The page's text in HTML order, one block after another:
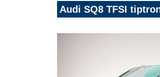
Audi SQ8 TFSI